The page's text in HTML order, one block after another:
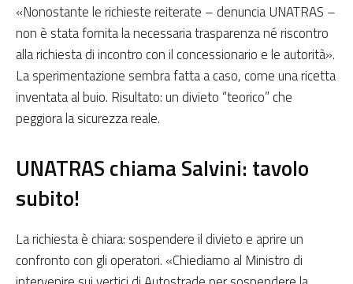
«Nonostante le richieste reiterate – denuncia UNATRAS –
non è stata fornita la necessaria trasparenza né riscontro
alla richiesta di incontro con il concessionario e le autorità».
La sperimentazione sembra fatta a caso, come una ricetta
inventata al buio. Risultato: un divieto “teorico” che
peggiora la sicurezza reale.
UNATRAS chiama Salvini: tavolo
subito!
La richiesta è chiara: sospendere il divieto e aprire un
confronto con gli operatori. «Chiediamo al Ministro di